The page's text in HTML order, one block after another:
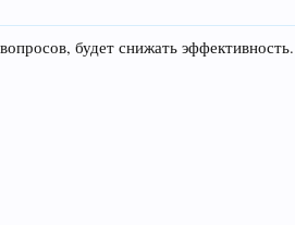
будет снижать эффективность.